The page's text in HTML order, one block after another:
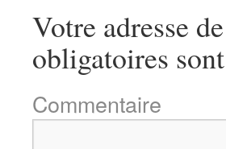
Votre adresse
obligatoires
Commentaire